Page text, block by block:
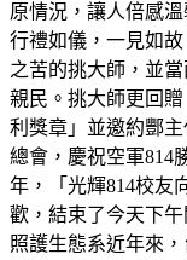
原情況，讓人倍感
行禮如儀，一見如
之苦的挑大師，並
親民。挑大師更回
利獎章」並邀約酆
總會，慶祝空軍814
年，「光輝814校友
歡，結束了今天下
照護生態系近年來